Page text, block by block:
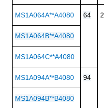
MS1A064A**A4080 64 2
MS1A064B**A4080
MS1A064C**A4080
MS1A094A**B4080 94
MS1A094B**B4080